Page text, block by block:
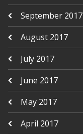
September 2017
August 2017
July 2017
June 2017
May 2017
April 2017